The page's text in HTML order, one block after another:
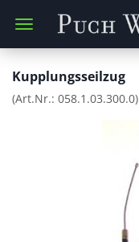
Kupplungsseilzug
(Art.Nr.: 058.1.03.300.0)